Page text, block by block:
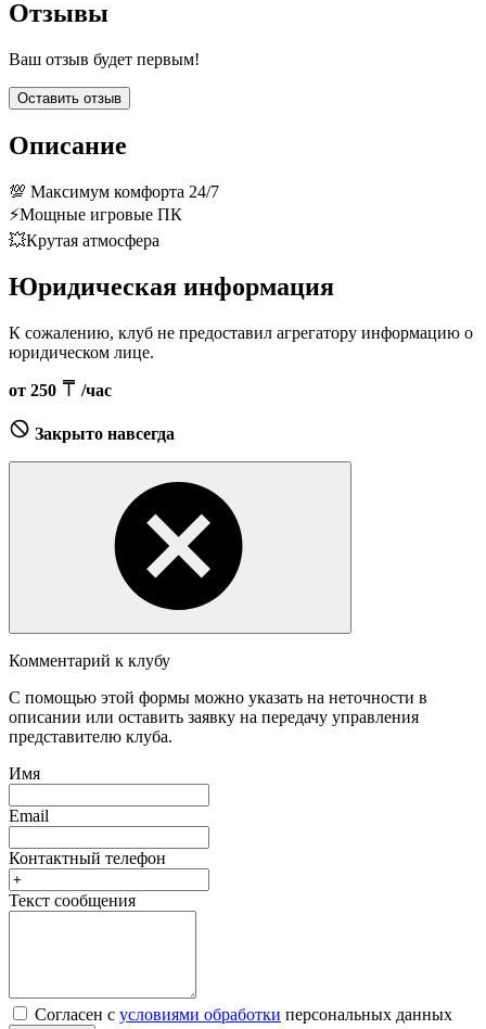
Отзывы
Ваш отзыв будет первым!
Оставить отзыв
Описание
💯 Максимум комфорта 24/7
⚡️Мощные игровые ПК
💥Крутая атмосфера
Юридическая информация
К сожалению, клуб не предоставил агрегатору информацию о
юридическом лице.
от 250 /час
Закрыто навсегда
Комментарий к клубу
С помощью этой формы можно указать на неточности в
описании или оставить заявку на передачу управления
представителю клуба.
Имя
Email
Контактный телефон
Текст сообщения
Согласен с условиями обработки персональных данных